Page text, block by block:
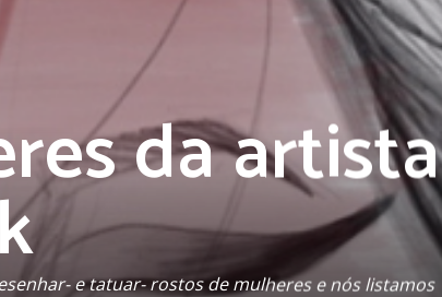
da
e tatuar- rostos de mulheres e nós